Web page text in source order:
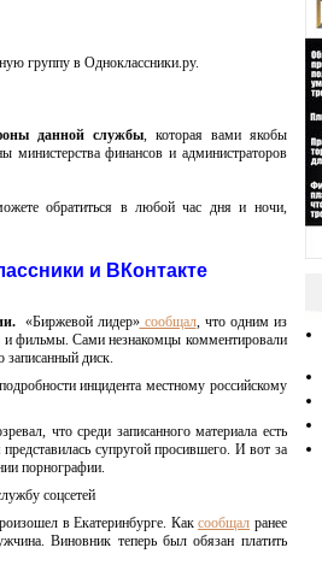
группу в Одноклассники.ру.
данной службы, которая вами якобы
министерства финансов и администраторов
обратиться в любой час дня и ночи,
и ВКонтакте
«Биржевой лидер»сообщал, что одним из
и фильмы. Сами незнакомцы комментировали
записанный диск.
инцидента местному российскому
что среди записанного материала есть
супругой просившего. И вот за
порнографии.
соцсетей
в Екатеринбурге. Каксообщал ранее
Виновник теперь был обязан платить